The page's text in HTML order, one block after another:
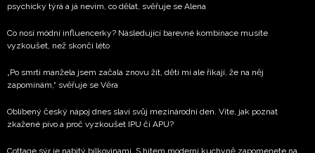
psychicky týrá a já nevím, co dělat, svěřuje se Alena
Co nosí módní influencerky? Následující barevné kombinace musíte
vyzkoušet, než skončí léto
„Po smrti manžela jsem začala znovu žít, děti mi ale říkají, že na něj
zapomínám,“ svěřuje se Věra
Oblíbený český nápoj dnes slaví svůj mezinárodní den. Víte, jak poznat
zkažené pivo a proč vyzkoušet IPU či APU?
Cottage sýr je nabitý bílkovinami. S hitem moderní kuchyně zapomenete na